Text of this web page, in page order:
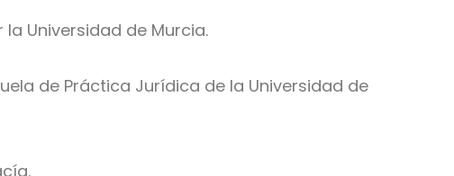
Universidad de Murcia.
de Práctica Jurídica de la Universidad de